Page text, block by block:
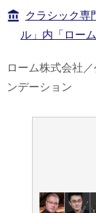
クラシック専
ル」内「ロー
ローム株式会社
ンデーション